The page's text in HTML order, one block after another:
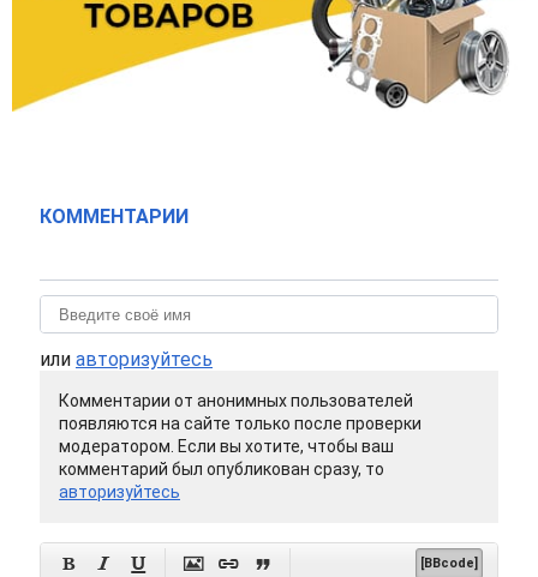
КОММЕНТАРИИ
или авторизуйтесь
Комментарии от анонимных пользователей
появляются на сайте только после проверки
модератором. Если вы хотите, чтобы ваш
комментарий был опубликован сразу, то
авторизуйтесь
      [BBcode]